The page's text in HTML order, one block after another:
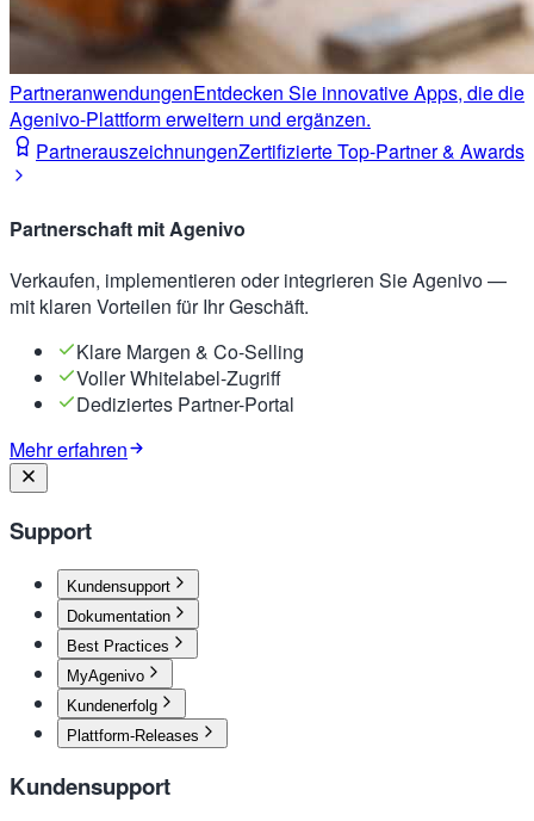
PartneranwendungenEntdecken Sie innovative Apps, die die
Agenivo-Plattform erweitern und ergänzen.
PartnerauszeichnungenZertifizierte Top-Partner & Awards
Partnerschaft mit Agenivo
Verkaufen, implementieren oder integrieren Sie Agenivo —
mit klaren Vorteilen für Ihr Geschäft.
Klare Margen & Co-Selling
Voller Whitelabel-Zugriff
Dediziertes Partner-Portal
Mehr erfahren
Support
Kundensupport
Dokumentation
Best Practices
MyAgenivo
Kundenerfolg
Plattform-Releases
Kundensupport